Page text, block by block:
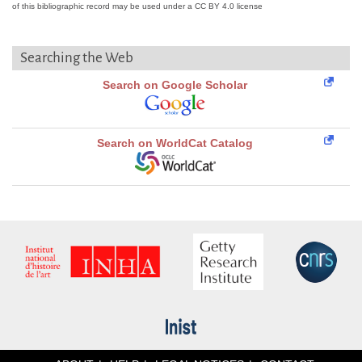
of this bibliographic record may be used under a CC BY 4.0 license
Searching the Web
Search on Google Scholar
Search on WorldCat Catalog